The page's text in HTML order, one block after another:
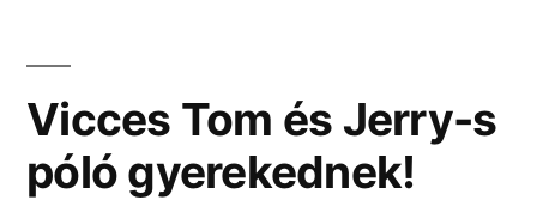
Vicces Tom és Jerry-s
póló gyerekednek!